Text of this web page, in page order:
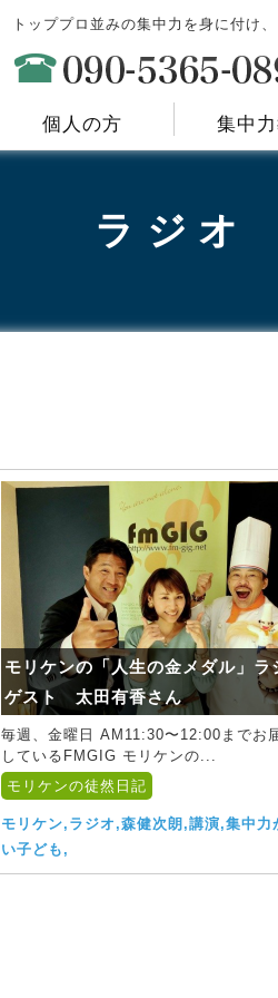
トッププロ並みの集中力を身に付け
個人の方 集中
ラジオ
モリケンの「人生の金メダル」ラ
ゲスト 太田有香さん
毎週、金曜日 AM11:30〜12:00までお
しているFMGIG モリケンの...
モリケンの徒然日記
モリケン,ラジオ,森健次朗,講演,集中力
い子ども,